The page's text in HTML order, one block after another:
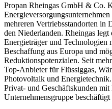
Propan Rheingas GmbH & Co.
mehreren Vertriebsstandorten in
den Niederlanden. Rheingas legt
Energieträger und Technologien
Beschaffung aus Europa und
Reduktionspotenzialen. Seit
Top-Anbieter für Flüssiggas,
Photovoltaik und
Privat- und Geschäftskunden
Unternehmensgruppe